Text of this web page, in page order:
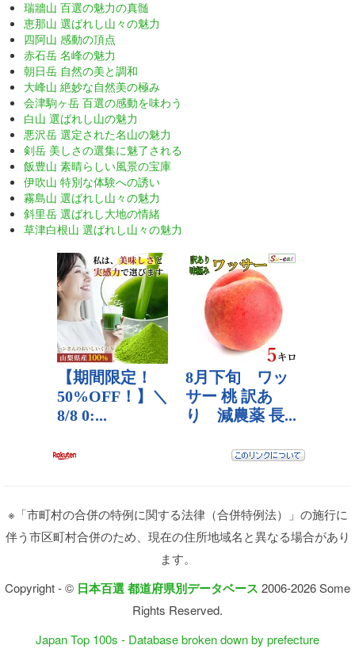
瑞牆山 百選の魅力の真髄
恵那山 選ばれし山々の魅力
四阿山 感動の頂点
赤石岳 名峰の魅力
朝日岳 自然の美と調和
大峰山 絶妙な自然美の極み
会津駒ヶ岳 百選の感動を味わう
白山 選ばれし山の魅力
悪沢岳 選定された名山の魅力
剣岳 美しさの選集に魅了される
飯豊山 素晴らしい風景の宝庫
伊吹山 特別な体験への誘い
霧島山 選ばれし山々の魅力
斜里岳 選ばれし大地の情緒
草津白根山 選ばれし山々の魅力
※「市町村の合併の特例に関する法律（合併特例法）」の施行に
伴う市区町村合併のため、現在の住所地域名と異なる場合があり
ます。
Copyright - © 日本百選 都道府県別データベース 2006-2026 Some
Rights Reserved.
Japan Top 100s - Database broken down by prefecture